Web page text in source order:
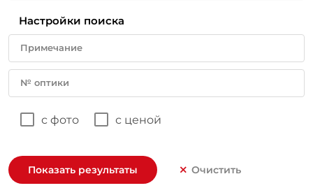
Настройки поиска
Примечание
№ оптики
с фото с ценой
Показать результаты Очистить